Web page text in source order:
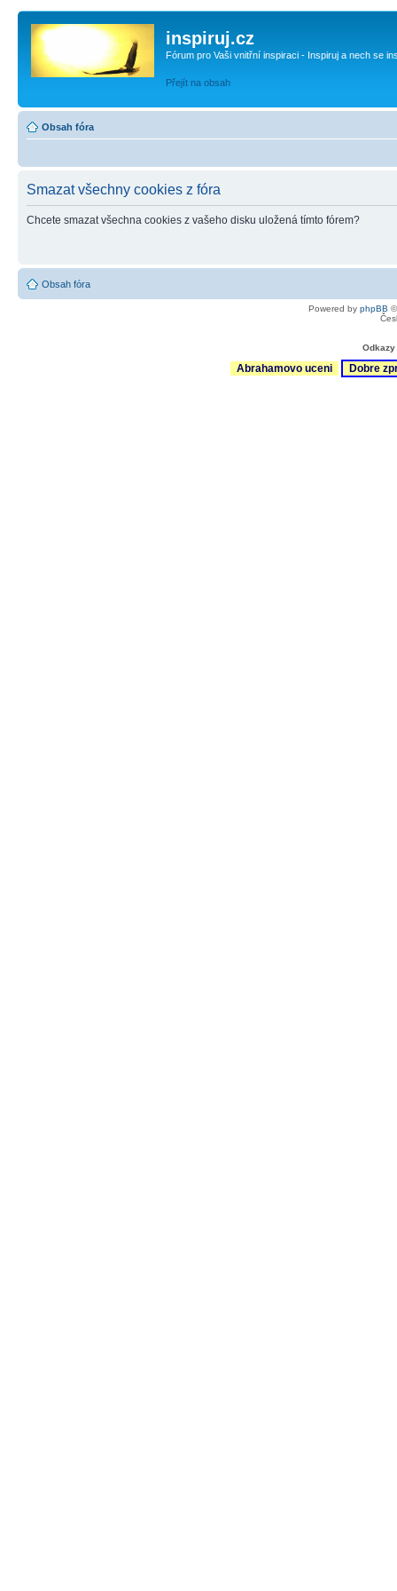
inspiruj.cz
Fórum pro Vaši vnitřní inspiraci - Inspiruj a nech se
Přejít na obsah
Obsah fóra
Smazat všechny cookies z fóra
Chcete smazat všechna cookies z vašeho disku uložená tímto fórem?
Obsah fóra
Powered by phpBB
Abrahamovo uceni Dobre